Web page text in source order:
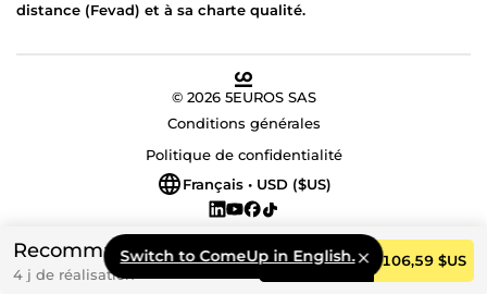
Recommandé
4 j de réalisation
Commander 106,59 $US
Switch to ComeUp in English.
distance (Fevad) et à sa charte qualité.
© 2026 5EUROS SAS
Conditions générales
Politique de confidentialité
Français • USD ($US)